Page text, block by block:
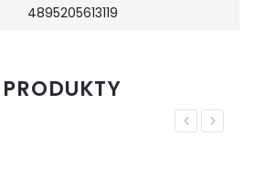
4895205613119
Previous
Next